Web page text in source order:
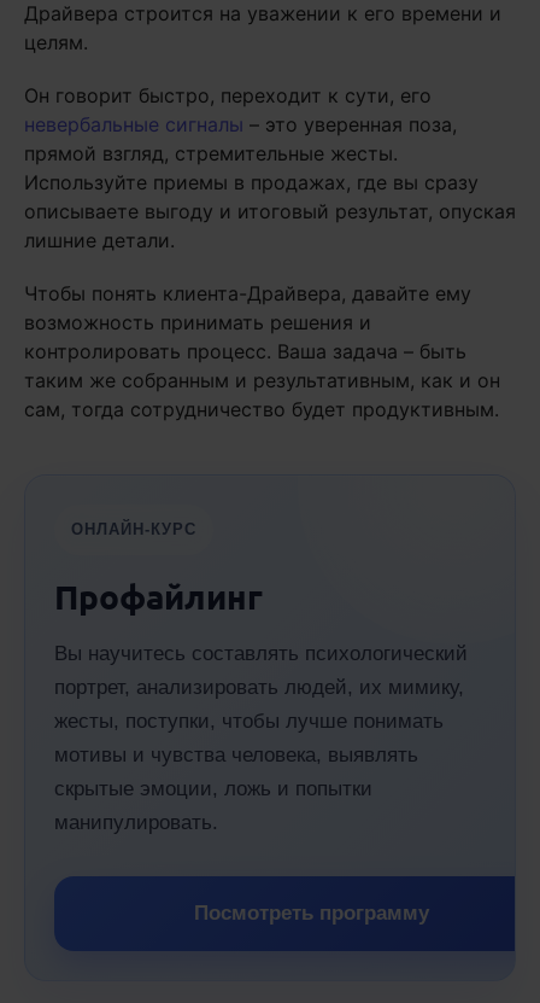
Драйвера строится на уважении к его времени и
целям.
Он говорит быстро, переходит к сути, его
невербальные сигналы – это уверенная поза,
прямой взгляд, стремительные жесты.
Используйте приемы в продажах, где вы сразу
описываете выгоду и итоговый результат, опуская
лишние детали.
Чтобы понять клиента-Драйвера, давайте ему
возможность принимать решения и
контролировать процесс. Ваша задача – быть
таким же собранным и результативным, как и он
сам, тогда сотрудничество будет продуктивным.
ОНЛАЙН-КУРС
Профайлинг
Вы научитесь составлять психологический
портрет, анализировать людей, их мимику,
жесты, поступки, чтобы лучше понимать
мотивы и чувства человека, выявлять
скрытые эмоции, ложь и попытки
манипулировать.
Посмотреть программу